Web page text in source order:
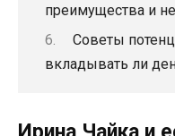
преимущества и
Советы
вкладывать ли